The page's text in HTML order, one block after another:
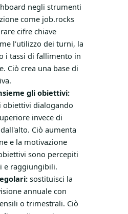
negli strumenti
come job.rocks
cifre chiave
l'utilizzo dei turni, la
i tassi di fallimento in
Ciò crea una base di
gli obiettivi:
obiettivi dialogando
invece di
Ciò aumenta
e la motivazione
sono percepiti
e raggiungibili.
sostituisci la
annuale con
o trimestrali. Ciò